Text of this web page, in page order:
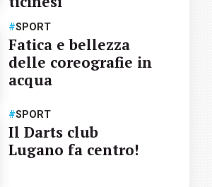
#SPORT
Fatica e bellezza
delle coreografie in
acqua
#SPORT
Il Darts club
Lugano fa centro!